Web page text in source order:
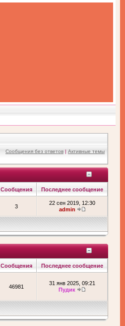
Сообщения без ответов | Активные темы
Сообщения Последнее сообщение
3
22 сен 2019, 12:30
admin
Сообщения Последнее сообщение
46981
31 янв 2025, 09:21
Пудик